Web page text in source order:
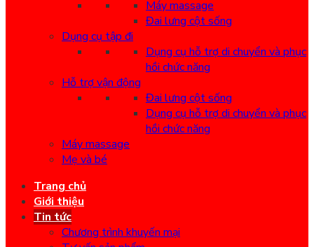
Máy massage
Đai lưng cột sống
Dụng cụ tập đi
Dụng cụ hỗ trợ di chuyển và phục
hồi chức năng
Hỗ trợ vận động
Đai lưng cột sống
Dụng cụ hỗ trợ di chuyển và phục
hồi chức năng
Máy massage
Mẹ và bé
Trang chủ
Giới thiệu
Tin tức
Chương trình khuyến mại